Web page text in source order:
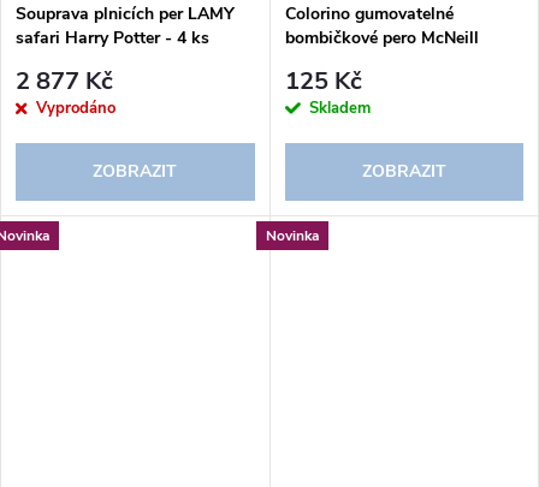
Souprava plnicích per LAMY
safari Harry Potter - 4 ks
2 877 Kč
Vyprodáno
ZOBRAZIT
Colorino gumovatelné
bombičkové pero McNeill
125 Kč
Skladem
ZOBRAZIT
Novinka